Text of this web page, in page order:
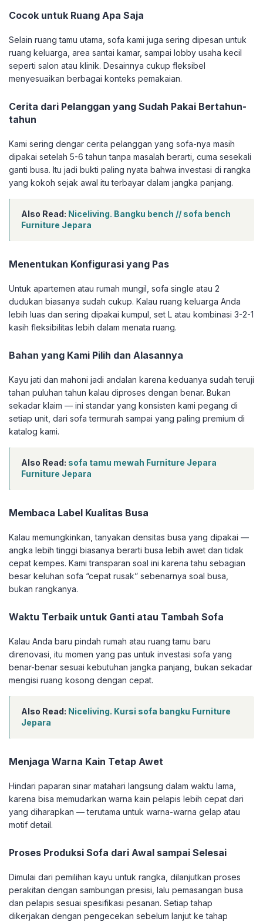
Cocok untuk Ruang Apa Saja
Selain ruang tamu utama, sofa kami juga sering dipesan untuk
ruang keluarga, area santai kamar, sampai lobby usaha kecil
seperti salon atau klinik. Desainnya cukup fleksibel
menyesuaikan berbagai konteks pemakaian.
Cerita dari Pelanggan yang Sudah Pakai Bertahun-
tahun
Kami sering dengar cerita pelanggan yang sofa-nya masih
dipakai setelah 5-6 tahun tanpa masalah berarti, cuma sesekali
ganti busa. Itu jadi bukti paling nyata bahwa investasi di rangka
yang kokoh sejak awal itu terbayar dalam jangka panjang.
Also Read: Niceliving. Bangku bench // sofa bench
Furniture Jepara
Menentukan Konfigurasi yang Pas
Untuk apartemen atau rumah mungil, sofa single atau 2
dudukan biasanya sudah cukup. Kalau ruang keluarga Anda
lebih luas dan sering dipakai kumpul, set L atau kombinasi 3-2-1
kasih fleksibilitas lebih dalam menata ruang.
Bahan yang Kami Pilih dan Alasannya
Kayu jati dan mahoni jadi andalan karena keduanya sudah teruji
tahan puluhan tahun kalau diproses dengan benar. Bukan
sekadar klaim — ini standar yang konsisten kami pegang di
setiap unit, dari sofa termurah sampai yang paling premium di
katalog kami.
Also Read: sofa tamu mewah Furniture Jepara
Furniture Jepara
Membaca Label Kualitas Busa
Kalau memungkinkan, tanyakan densitas busa yang dipakai —
angka lebih tinggi biasanya berarti busa lebih awet dan tidak
cepat kempes. Kami transparan soal ini karena tahu sebagian
besar keluhan sofa “cepat rusak” sebenarnya soal busa,
bukan rangkanya.
Waktu Terbaik untuk Ganti atau Tambah Sofa
Kalau Anda baru pindah rumah atau ruang tamu baru
direnovasi, itu momen yang pas untuk investasi sofa yang
benar-benar sesuai kebutuhan jangka panjang, bukan sekadar
mengisi ruang kosong dengan cepat.
Also Read: Niceliving. Kursi sofa bangku Furniture
Jepara
Menjaga Warna Kain Tetap Awet
Hindari paparan sinar matahari langsung dalam waktu lama,
karena bisa memudarkan warna kain pelapis lebih cepat dari
yang diharapkan — terutama untuk warna-warna gelap atau
motif detail.
Proses Produksi Sofa dari Awal sampai Selesai
Dimulai dari pemilihan kayu untuk rangka, dilanjutkan proses
perakitan dengan sambungan presisi, lalu pemasangan busa
dan pelapis sesuai spesifikasi pesanan. Setiap tahap
dikerjakan dengan pengecekan sebelum lanjut ke tahap